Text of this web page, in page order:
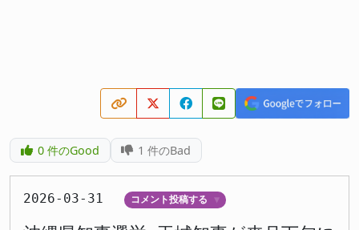
0件のGood 1 件のBad
2026-03-31 コメント投稿する ▼